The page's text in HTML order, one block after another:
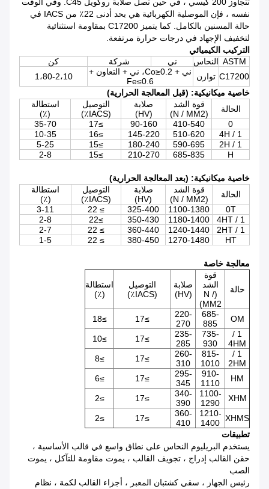
تتجاوز 200 كيسي ، في حين تصل صلابة روكويل C45.
وفي الوقت
نفسه ، فإن الموصلية الكهربائية هي بحد أدنى 22٪ من IACS في
حالة المسنين بالكامل. كما يتميز C17200 بمقاومة استثنائية
لتخفيف الإجهاد في درجات حرارة مرتفعة.
التركيب الكيميائي
ASTM النحاس ني شركة
كن
C17200 توازن
ني + Co≥0.2، ني + التعاون +
Fe≤0.6
1،80-2،10
خاصية ميكانيكية: (قبل المعالجة الحرارية)
الحالة
قوة الشد
(N / MM2)
صلابة
(HV)
التوصيل
(IACS٪)
استطالة
(٪)
0
410-540
90-160
≥17
35-70
1 / 4H
510-620
145-220
≥16
10-35
1 / 2H
590-695
180-240
≥15
5-25
H
685-835
210-270
≥15
2-8
خاصية ميكانيكية: (بعد المعالجة الحرارية)
الحالة
قوة الشد
(N / MM2)
صلابة
(HV)
التوصيل
(IACS٪)
استطالة
(٪)
0T
1100-1380
325-400
≥
22
3-11
1 / 4HT
1180-1400
350-430
≥22
2-8
1 / 2HT
1240-1440
360-440
≥
22
2-7
HT
1270-1480
380-450
≥
22
1-5
معالجة خاصة
حالة
قوة
الشد
(N /
MM2)
صلابة
(HV)
التوصيل
(IACS٪)
استطالة
(٪)
OM
685-
885
220-
270
≥17
≥18
1 /
4HM
735-
930
235-
285
≥17
≥10
1 /
2HM
815-
1010
260-
310
≥17
≥8
HM
910-
1110
295-
345
≥17
≥6
XHM
1100-
1290
340-
390
≥17
≥2
XHMS
1210-
1400
360-
410
≥17
≥2
تطبيقات
يستخدم البريليوم النحاس على نطاق واسع في قالب الأساسية ،
حقن القالب إدراج ، تجويف القالب ، يموت مقاومة للتآكل ، يموت
الصب
رئيس الجهاز ، سقي كشتبان المعبر ، أجزاء القالب لكمة ، نظام